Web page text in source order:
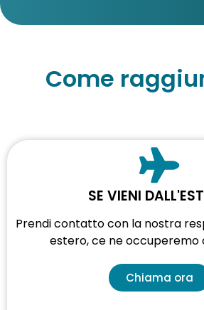
Come
SE VIENI
Prendi contatto con la nostra
estero, ce ne occuperemo
Chiama ora